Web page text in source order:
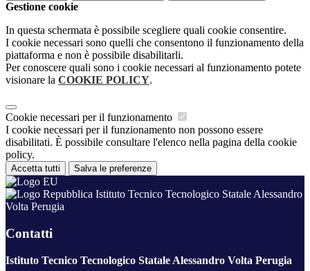
Gestione cookie
In questa schermata è possibile scegliere quali cookie consentire.
I cookie necessari sono quelli che consentono il funzionamento della
piattaforma e non è possibile disabilitarli.
Per conoscere quali sono i cookie necessari al funzionamento potete
visionare la COOKIE POLICY.
Cookie necessari per il funzionamento
I cookie necessari per il funzionamento non possono essere
disabilitati. È possibile consultare l'elenco nella pagina della cookie
policy.
Accetta tutti Salva le preferenze
Istituto Tecnico Tecnologico Statale Alessandro
Volta Perugia
Contatti
Istituto Tecnico Tecnologico Statale Alessandro Volta Perugia